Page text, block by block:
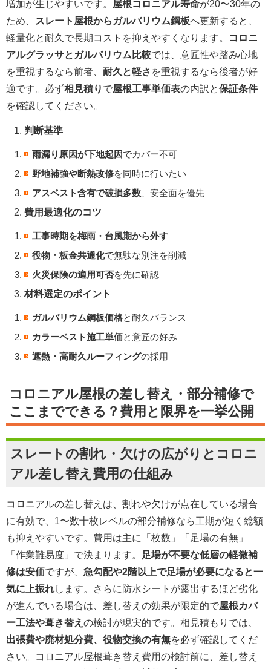
増加が生じやすいです。 屋根コロニアル寿命が20〜30年の
ため、
スレート屋根からガルバリウム鋼板へ更新すると、
軽量化と耐久で長期コストを抑えやすくなります。
コロニ
アルグラッサとガルバリウム比較では、意匠性や踏み心地
を重視するなら前者、 耐久と軽さ を重視するなら後者が好
適です。必ず相見積り で屋根工事単価表の内訳と保証条件
を確認してください。
判断基準
雨漏り原因が下地起因でカバー不可
野地補強や断熱改修を同時に行いたい
アスベスト含有で破損多数 、安全面を優先
費用最適化のコツ
工事時期を梅雨・台風期から外す
役物・板金共通化で無駄な別注を削減
火災保険の適用可否を先に確認
材料選定のポイント
ガルバリウム鋼板価格と耐久バランス
カラーベスト施工単価と意匠の好み
遮熱・高耐久ルーフィングの採用
コロニアル屋根の差し替え・部分補修で
ここまでできる？費用と限界を一挙公開
スレートの割れ・欠けの広がりとコロニ
アル差し替え費用の仕組み
コロニアルの差し替えは、割れや欠けが点在している場合
に有効で、1〜数十枚レベルの部分補修なら工期が短く総額
も抑えやすいです。費用は主に「枚数」「足場の有無」
「作業難易度」で決まります。
足場が不要な低層の軽微補
修は安価ですが、 急勾配や2階以上で足場が必要になると一
気に上振れします。さらに防水シートが露出するほど劣化
が進んでいる場合は、差し替えの効果が限定的で屋根カバ
ー工法や葺き替え の検討が現実的です。相見積もりでは、
出張費や廃材処分費、役物交換の有無を必ず確認してくだ
さい。コロニアル屋根葺き替え費用の検討前に、差し替え